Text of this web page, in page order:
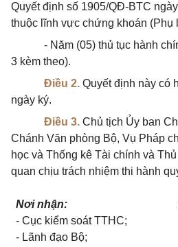
Quyết định số 1905/QĐ-BTC
thuộc lĩnh vực chứng khoán (Phụ
- Năm (05) thủ tục hành
3 kèm theo).
Điều 2. Quyết định này có
ngày ký.
Điều 3. Chủ tịch Ủy ban
Chánh Văn phòng Bộ, Vụ Pháp
học và Thống kê Tài chính và
quan chịu trách nhiệm thi hành
Nơi nhận:
- Cục kiểm soát TTHC;
- Lãnh đạo Bộ;